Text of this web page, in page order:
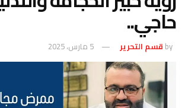
حاجي..
byقسم التحرير 5 مارس، 2025